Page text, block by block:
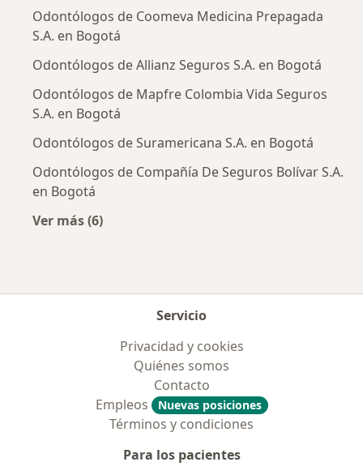
Odontólogos de Coomeva Medicina Prepagada
S.A. en Bogotá
Odontólogos de Allianz Seguros S.A. en Bogotá
Odontólogos de Mapfre Colombia Vida Seguros
S.A. en Bogotá
Odontólogos de Suramericana S.A. en Bogotá
Odontólogos de Compañía De Seguros Bolívar S.A.
en Bogotá
Ver más (6)
Servicio
Privacidad y cookies
Quiénes somos
Contacto
Empleos
Nuevas posiciones
Términos y condiciones
Para los pacientes